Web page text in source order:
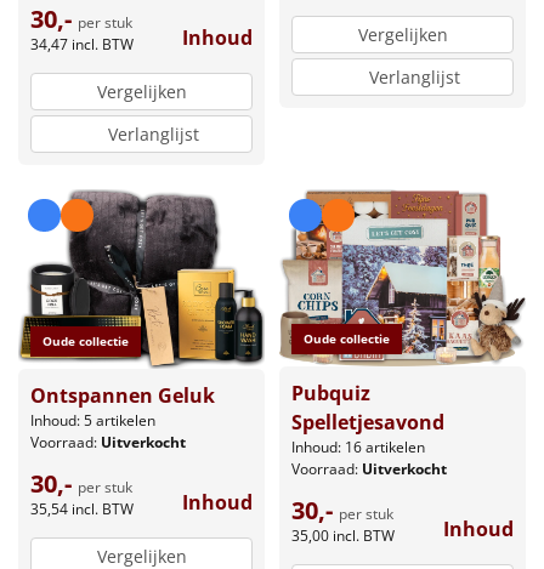
30,- per stuk
34,47 incl. BTW Inhoud
Vergelijken
Verlanglijst
Vergelijken
Verlanglijst
Oude collectie
Ontspannen Geluk
Inhoud: 5 artikelen
Voorraad: Uitverkocht
30,- per stuk
35,54 incl. BTW Inhoud
Vergelijken
Oude collectie
Pubquiz
Spelletjesavond
Inhoud: 16 artikelen
Voorraad: Uitverkocht
30,- per stuk
35,00 incl. BTW Inhoud